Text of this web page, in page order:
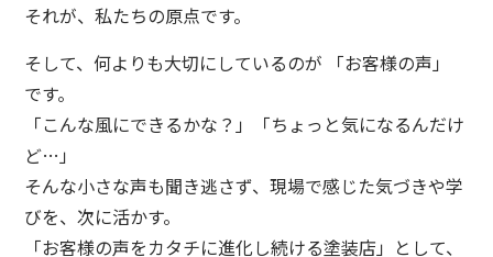
それが、私たちの原点です。
そして、何よりも大切にしているのが 「お客様の声」
です。
「こんな風にできるかな？」「ちょっと気になるんだけ
ど…」
そんな小さな声も聞き逃さず、現場で感じた気づきや学
びを、次に活かす。
「お客様の声をカタチに進化し続ける塗装店」として、